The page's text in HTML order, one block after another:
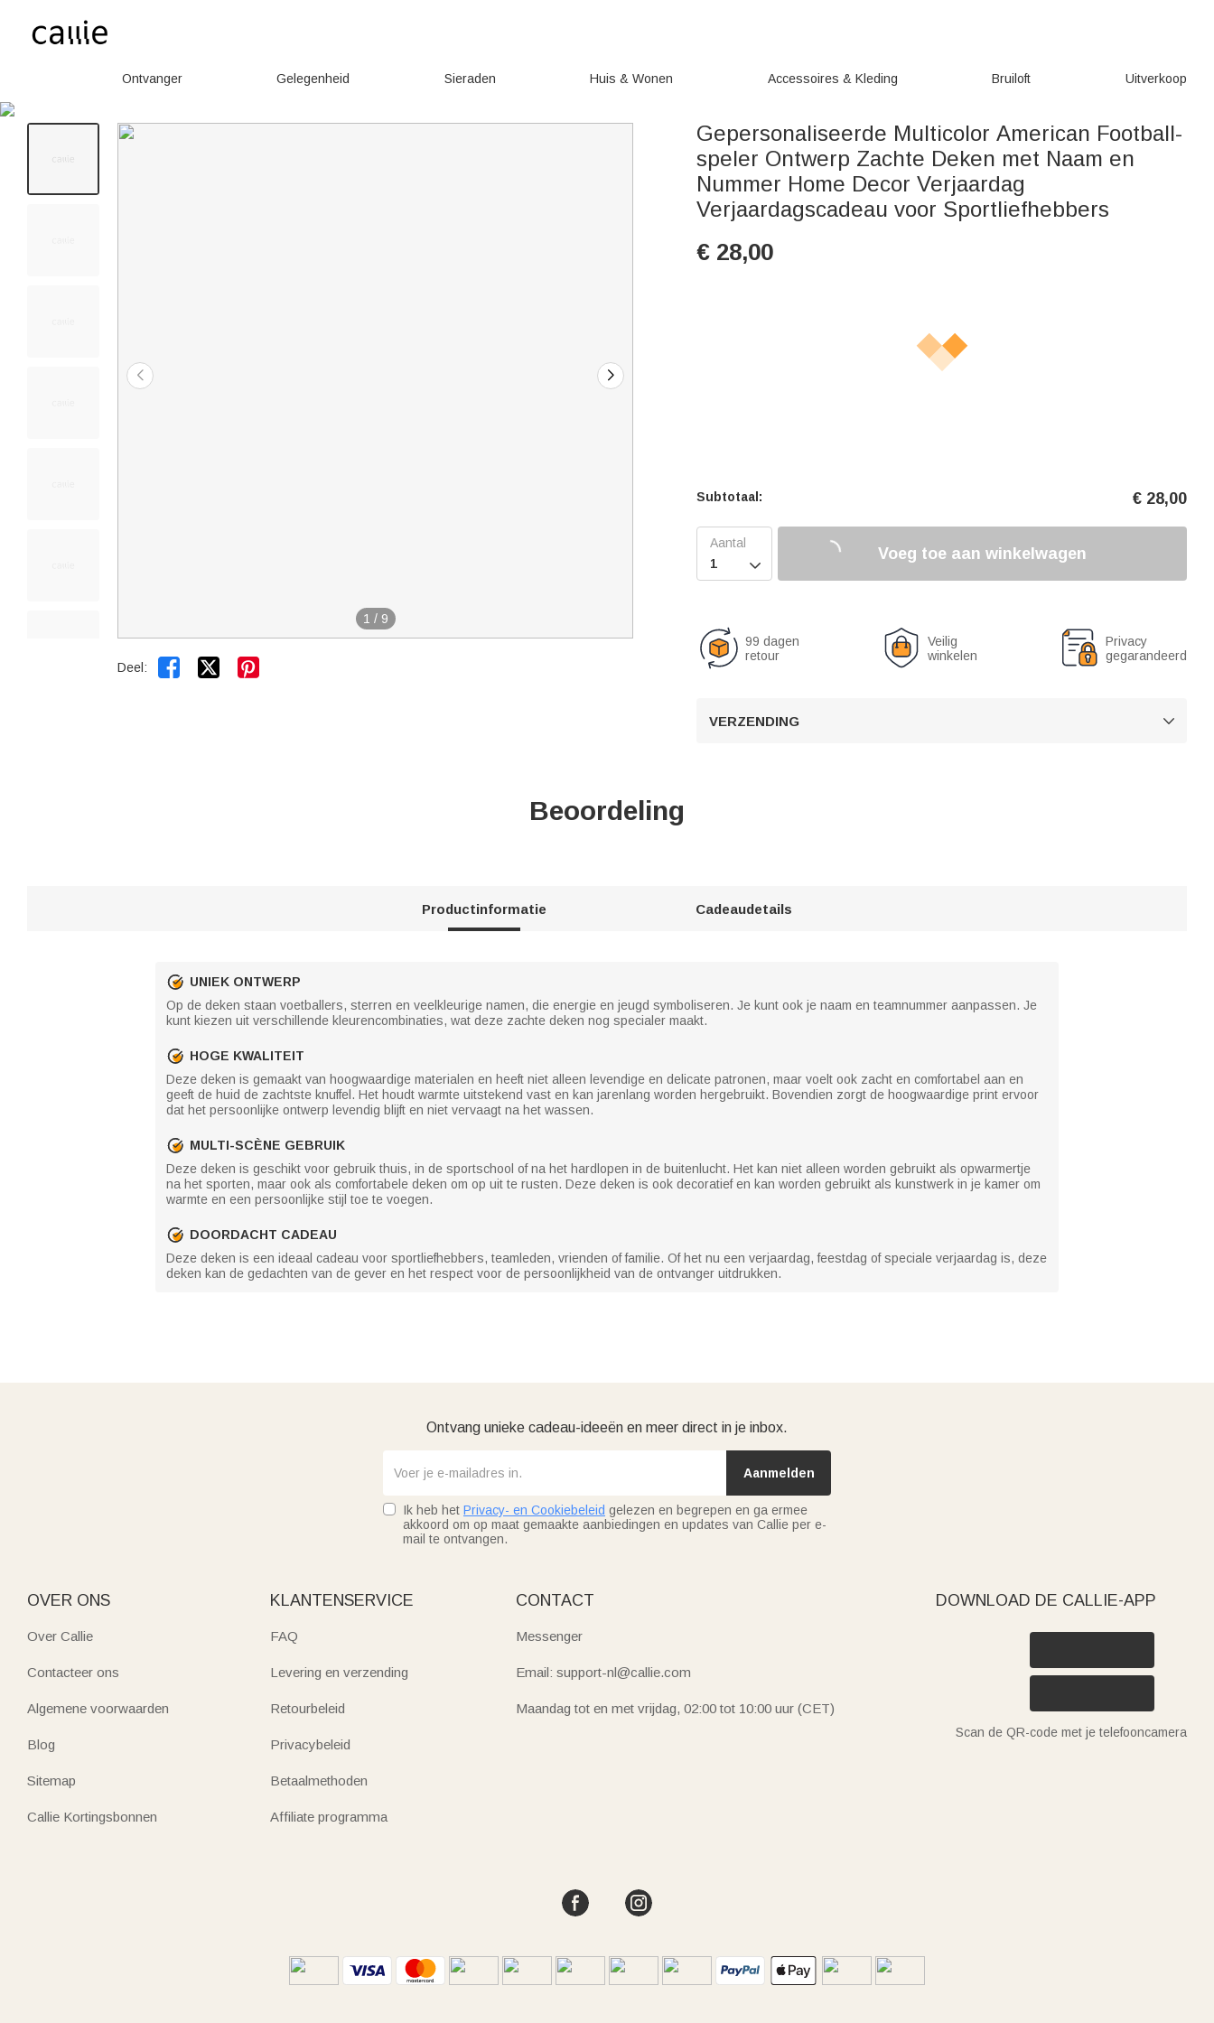
Ontvanger Gelegenheid Sieraden Huis & Wonen Accessoires & Kleding Bruiloft Uitverkoop
1 / 9
Deel:  
Gepersonaliseerde Multicolor American Football-
speler Ontwerp Zachte Deken met Naam en
Nummer Home Decor Verjaardag
Verjaardagscadeau voor Sportliefhebbers
€ 28,00
Subtotaal: € 28,00

Voeg toe aan winkelwagen
99 dagen
retour
Veilig
winkelen
Privacy
gegarandeerd
VERZENDING 
Beoordeling
Productinformatie Cadeaudetails
UNIEK ONTWERP
Op de deken staan voetballers, sterren en veelkleurige namen, die energie en jeugd symboliseren. Je kunt ook je naam en teamnummer aanpassen. Je
kunt kiezen uit verschillende kleurencombinaties, wat deze zachte deken nog specialer maakt.
HOGE KWALITEIT
Deze deken is gemaakt van hoogwaardige materialen en heeft niet alleen levendige en delicate patronen, maar voelt ook zacht en comfortabel aan en
geeft de huid de zachtste knuffel. Het houdt warmte uitstekend vast en kan jarenlang worden hergebruikt. Bovendien zorgt de hoogwaardige print ervoor
dat het persoonlijke ontwerp levendig blijft en niet vervaagt na het wassen.
MULTI-SCÈNE GEBRUIK
Deze deken is geschikt voor gebruik thuis, in de sportschool of na het hardlopen in de buitenlucht. Het kan niet alleen worden gebruikt als opwarmertje
na het sporten, maar ook als comfortabele deken om op uit te rusten. Deze deken is ook decoratief en kan worden gebruikt als kunstwerk in je kamer om
warmte en een persoonlijke stijl toe te voegen.
DOORDACHT CADEAU
Deze deken is een ideaal cadeau voor sportliefhebbers, teamleden, vrienden of familie. Of het nu een verjaardag, feestdag of speciale verjaardag is, deze
deken kan de gedachten van de gever en het respect voor de persoonlijkheid van de ontvanger uitdrukken.
Ontvang unieke cadeau-ideeën en meer direct in je inbox.
Aanmelden
Ik heb het Privacy- en Cookiebeleid gelezen en begrepen en ga ermee
akkoord om op maat gemaakte aanbiedingen en updates van Callie per e-
mail te ontvangen.
OVER ONS
Over Callie
Contacteer ons
Algemene voorwaarden
Blog
Sitemap
Callie Kortingsbonnen
KLANTENSERVICE
FAQ
Levering en verzending
Retourbeleid
Privacybeleid
Betaalmethoden
Affiliate programma
CONTACT
Messenger
Email: support-nl@callie.com
Maandag tot en met vrijdag, 02:00 tot 10:00 uur (CET)
DOWNLOAD DE CALLIE-APP
Scan de QR-code met je telefooncamera